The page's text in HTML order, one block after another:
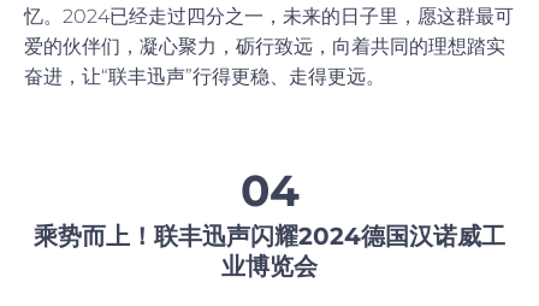
忆。2024已经走过四分之一，未来的日子里，愿这群最可
爱的伙伴们，凝心聚力，砺行致远，向着共同的理想踏实
奋进，让“联丰迅声”行得更稳、走得更远。
04
乘势而上！联丰迅声闪耀2024德国汉诺威工
业博览会